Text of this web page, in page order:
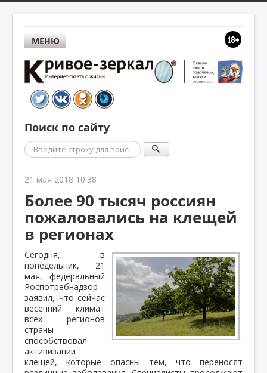
МЕНЮ
Поиск по сайту
Поиск
21 мая 2018 10:38
Более 90 тысяч россиян
пожаловались на клещей
в регионах
Сегодня, в
понедельник, 21
мая, федеральный
Роспотребнадзор
заявил, что сейчас
весенний климат
всех регионов
страны
способствовал
активизации
клещей, которые опасны тем, что переносят